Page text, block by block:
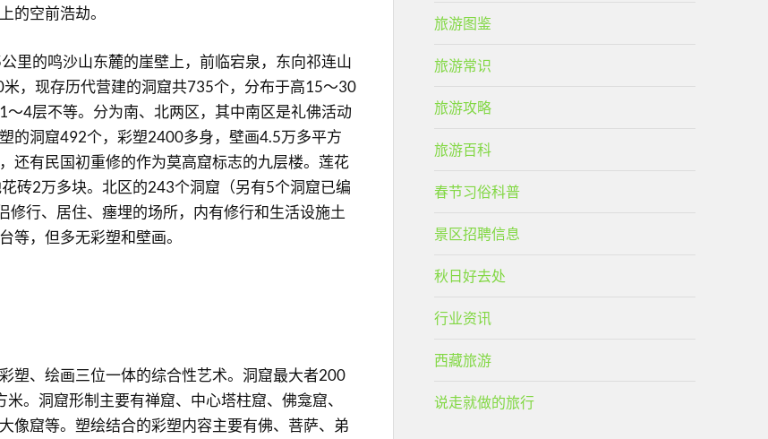
的空前浩劫。
里的鸣沙山东麓的崖壁上，前临宕泉，东向祁连山
，现存历代营建的洞窟共735个，分布于高15～30
～4层不等。分为南、北两区，其中南区是礼佛活动
的洞窟492个，彩塑2400多身，壁画4.5万多平方
还有民国初重修的作为莫高窟标志的九层楼。莲花
砖2万多块。北区的243个洞窟（另有5个洞窟已编
修行、居住、瘗埋的场所，内有修行和生活设施土
等，但多无彩塑和壁画。
塑、绘画三位一体的综合性艺术。洞窟最大者200
。洞窟形制主要有禅窟、中心塔柱窟、佛龛窟、
像窟等。塑绘结合的彩塑内容主要有佛、菩萨、弟
旅游图鉴
旅游常识
旅游攻略
旅游百科
春节习俗科普
景区招聘信息
秋日好去处
行业资讯
西藏旅游
说走就做的旅行